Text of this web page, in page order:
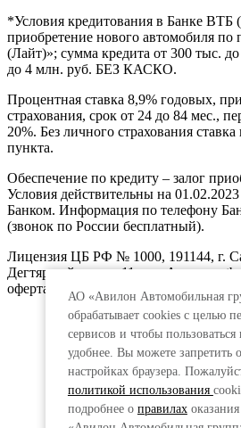
АО «Авилон Автомобильная
обрабатывает cookies с целью
сервисов и чтобы
удобнее. Вы можете запретить
настройках браузера.
политикой использования
подробнее о правилах
*Условия кредитования в Банке
приобретение нового автомобиля
(Лайт)»; сумма кредита от 300 тыс.
до 4 млн. руб. БЕЗ КАСКО.
Процентная ставка 8,9% годовых,
страхования, срок от 24 до 84 мес.,
20%. Без личного страхования
пункта.
Обеспечение по кредиту – залог
Условия действительны на
Банком. Информация по телефону
(звонок по России бесплатный).
Лицензия ЦБ РФ № 1000, 191144, г.
Дегтярный пер., д.11, лит.А.
оферта.